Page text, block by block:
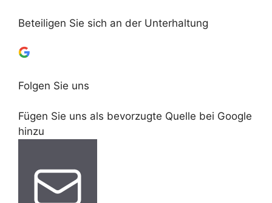
Beteiligen Sie sich an der Unterhaltung
Folgen Sie uns
Fügen Sie uns als bevorzugte Quelle bei Google
hinzu